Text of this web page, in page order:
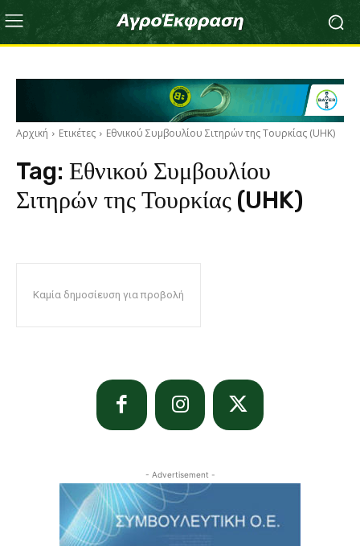
Αρχική Ετικέτες Εθνικού Συμβουλίου Σιτηρών της Τουρκίας (UHK)
Tag: Εθνικού Συμβουλίου
Σιτηρών της Τουρκίας (UHK)
Καμία δημοσίευση για προβολή
- Advertisement -